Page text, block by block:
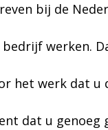
bij de
werken.
het werk dat u
dat u genoeg